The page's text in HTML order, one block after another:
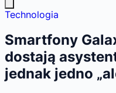
Technologia
Smartfony
dostają
jednak jedno